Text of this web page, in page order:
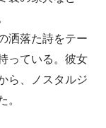
洒落た詩をテー
っている。彼女
ら、ノスタルジ